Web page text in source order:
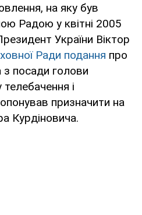
на яку був
Радою у квітні 2005
України Віктор
Ради подання про
посади голови
і
призначити на
Курдіновича.